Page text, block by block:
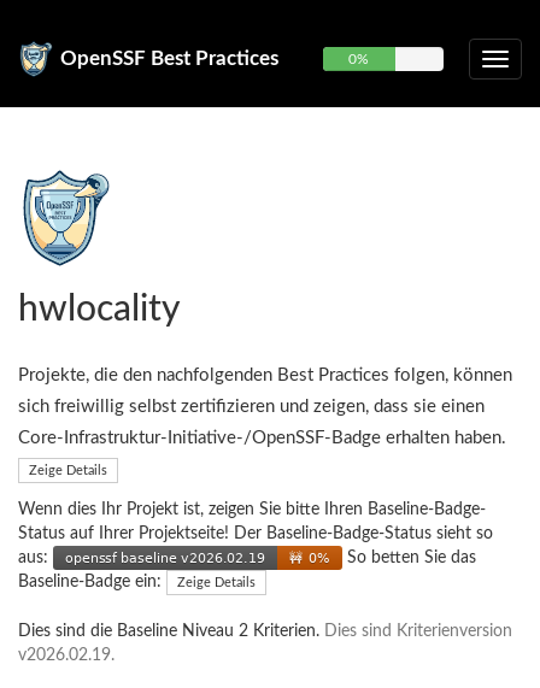
OpenSSF Best Practices 0%
hwlocality
Projekte, die den nachfolgenden Best Practices folgen, können
sich freiwillig selbst zertifizieren und zeigen, dass sie einen
Core-Infrastruktur-Initiative-/OpenSSF-Badge erhalten haben.
Zeige Details
Wenn dies Ihr Projekt ist, zeigen Sie bitte Ihren Baseline-Badge-
Status auf Ihrer Projektseite! Der Baseline-Badge-Status sieht so
aus:
So betten Sie das
Baseline-Badge ein:
Zeige Details
Dies sind die Baseline Niveau 2 Kriterien. Dies sind Kriterienversion
v2026.02.19.